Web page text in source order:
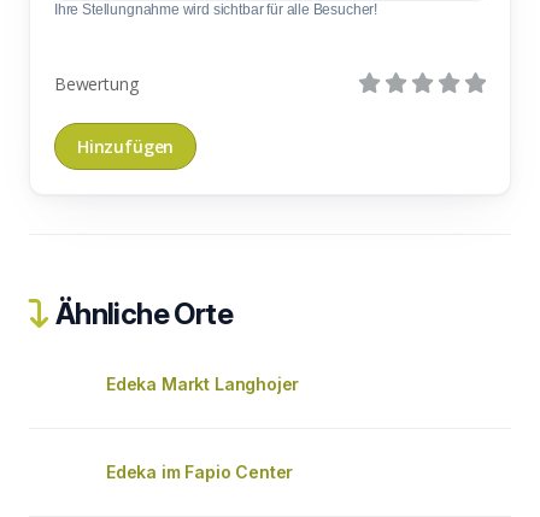
Ihre Stellungnahme wird sichtbar für alle Besucher!
Bewertung
Ähnliche Orte
Edeka Markt Langhojer
Edeka im Fapio Center